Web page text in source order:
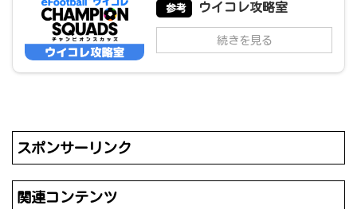
参考 ウイコレ攻略室
続きを見る
スポンサーリンク
関連コンテンツ